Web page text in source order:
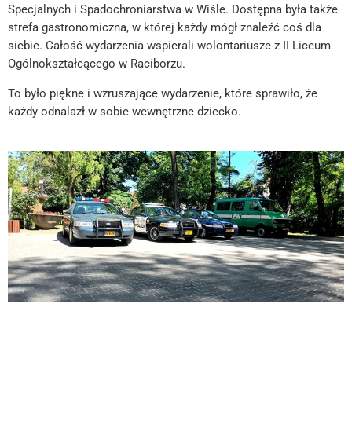
Specjalnych i Spadochroniarstwa w Wiśle. Dostępna była także
strefa gastronomiczna, w której każdy mógł znaleźć coś dla
siebie. Całość wydarzenia wspierali wolontariusze z II Liceum
Ogólnokształcącego w Raciborzu.
To było piękne i wzruszające wydarzenie, które sprawiło, że
każdy odnalazł w sobie wewnętrzne dziecko.